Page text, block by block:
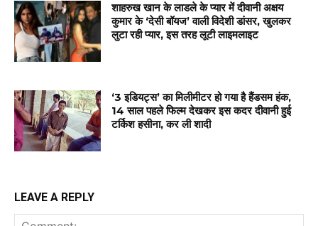
शाहरुख खान के लाडले के प्यार में दीवानी अक्षय
कुमार के ‘देसी बॉयज’ वाली विदेशी डांसर, खुलकर
लुटा रही प्यार, इस तरह लूटी लाइमलाइट
‘3 इडियट्स’ का मिलीमीटर हो गया है हैंडसम हंक,
14 साल पहले फिल्म देखकर इस कदर दीवानी हुई
टर्किश हसीना, कर ली शादी
LEAVE A REPLY